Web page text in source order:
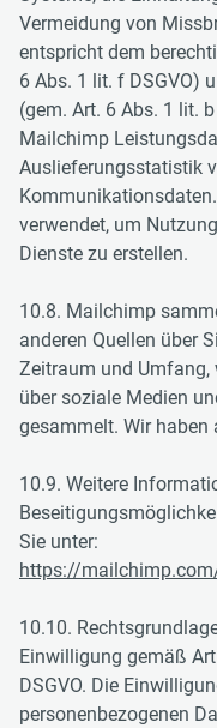
Vermeidung von
entspricht dem
6 Abs. 1 lit. f DSGVO)
(gem. Art. 6 Abs. 1 lit.
Mailchimp
Auslieferungsstatistik
verwendet, um
Dienste zu erstellen.
10.8. Mailchimp
anderen Quellen über
Zeitraum und Umfang,
über soziale Medien
gesammelt. Wir haben
10.9. Weitere
Sie unter:
https://
10.10.
Einwilligung gemäß
DSGVO. Die
personenbezogenen